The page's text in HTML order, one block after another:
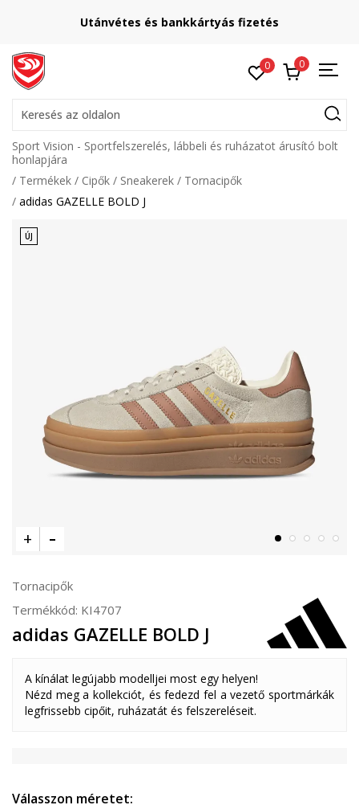
Utánvétes és bankkártyás fizetés
0 0
Keresés az oldalon
Sport Vision - Sportfelszerelés, lábbeli és ruházatot árusító bolt
honlapjára
Termékek
Cipők Sneakerek
Tornacipők
adidas GAZELLE BOLD J
ÚJ
Tornacipők
Termékkód: KI4707
adidas GAZELLE BOLD J
A kínálat legújabb modelljei most egy helyen!
Nézd meg a kollekciót, és fedezd fel a vezető sportmárkák
legfrissebb cipőit, ruházatát és felszereléseit.
Válasszon méretet: